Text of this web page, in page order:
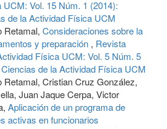
Vol. 15 Núm. 1 (2014):
de la Actividad Física UCM
Retamal, Consideraciones sobre la
y preparación , Revista
Física UCM: Vol. 5 Núm. 5
de la Actividad Física UCM
Retamal, Cristian Cruz González,
Juan Jaque Cerpa, Victor
Aplicación de un programa de
activas en funcionarios